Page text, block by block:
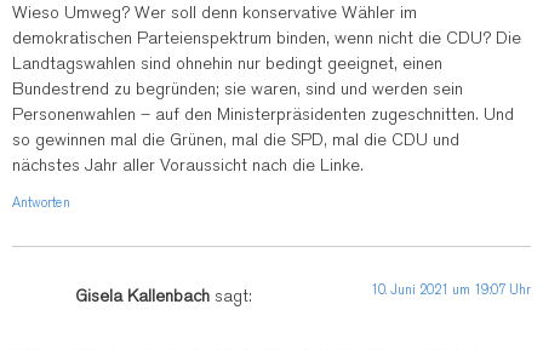
Wieso Umweg? Wer soll denn konservative Wähler im
demokratischen Parteienspektrum binden, wenn nicht die CDU? Die
Landtagswahlen sind ohnehin nur bedingt geeignet, einen
Bundestrend zu begründen; sie waren, sind und werden sein
Personenwahlen – auf den Ministerpräsidenten zugeschnitten. Und
so gewinnen mal die Grünen, mal die SPD, mal die CDU und
nächstes Jahr aller Voraussicht nach die Linke.
Antworten
Gisela Kallenbach sagt: 10. Juni 2021 um 19:07 Uhr